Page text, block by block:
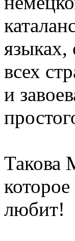
языках,
всех
и
Такова
любит!